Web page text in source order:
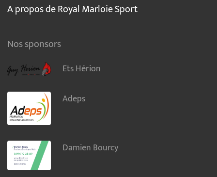
A propos de Royal Marloie Sport
Nos sponsors
Ets Hérion
Adeps
Damien Bourcy